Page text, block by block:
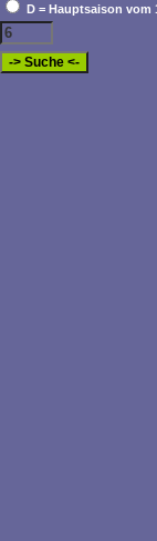
D = Hauptsaison vom